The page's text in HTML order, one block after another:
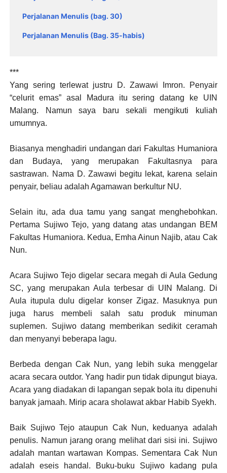
Perjalanan Menulis (bag. 30)
Perjalanan Menulis (Bag. 35-habis)
***
Yang sering terlewat justru D. Zawawi Imron. Penyair
“celurit emas” asal Madura itu sering datang ke UIN
Malang. Namun saya baru sekali mengikuti kuliah
umumnya.
Biasanya menghadiri undangan dari Fakultas Humaniora
dan Budaya, yang merupakan Fakultasnya para
sastrawan. Nama D. Zawawi begitu lekat, karena selain
penyair, beliau adalah Agamawan berkultur NU.
Selain itu, ada dua tamu yang sangat menghebohkan.
Pertama Sujiwo Tejo, yang datang atas undangan BEM
Fakultas Humaniora. Kedua, Emha Ainun Najib, atau Cak
Nun.
Acara Sujiwo Tejo digelar secara megah di Aula Gedung
SC, yang merupakan Aula terbesar di UIN Malang. Di
Aula itupula dulu digelar konser Zigaz. Masuknya pun
juga harus membeli salah satu produk minuman
suplemen. Sujiwo datang memberikan sedikit ceramah
dan menyanyi beberapa lagu.
Berbeda dengan Cak Nun, yang lebih suka menggelar
acara secara outdor. Yang hadir pun tidak dipungut biaya.
Acara yang diadakan di lapangan sepak bola itu dipenuhi
banyak jamaah. Mirip acara sholawat akbar Habib Syekh.
Baik Sujiwo Tejo ataupun Cak Nun, keduanya adalah
penulis. Namun jarang orang melihat dari sisi ini. Sujiwo
adalah mantan wartawan Kompas. Sementara Cak Nun
adalah eseis handal. Buku-buku Sujiwo kadang pula